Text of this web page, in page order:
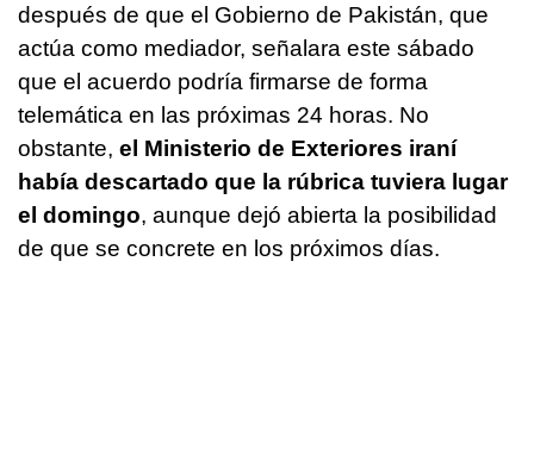
después de que el Gobierno de Pakistán, que
actúa como mediador, señalara este sábado
que el acuerdo podría firmarse de forma
telemática en las próximas 24 horas. No
obstante, el Ministerio de Exteriores iraní
había descartado que la rúbrica tuviera lugar
el domingo, aunque dejó abierta la posibilidad
de que se concrete en los próximos días.